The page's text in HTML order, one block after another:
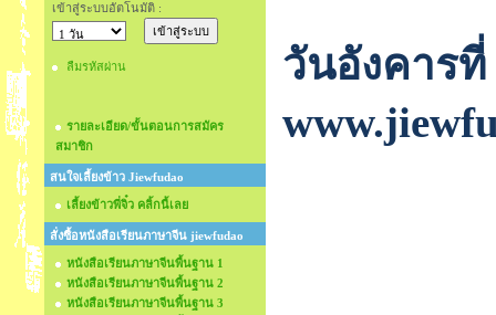
เข้าสู่ระบบอัตโนมัติ :
ลืมรหัสผ่าน
รายละเอียด/ขั้นตอนการสมัคร
สมาชิก
สนใจเลี้ยงข้าว Jiewfudao
เลี้ยงข้าวพี่จิ๋ว คลิ้กนี้เลย
สั่งซื้อหนังสือเรียนภาษาจีน jiewfudao
หนังสือเรียนภาษาจีนพื้นฐาน 1
หนังสือเรียนภาษาจีนพื้นฐาน 2
หนังสือเรียนภาษาจีนพื้นฐาน 3
วันอังคารที่